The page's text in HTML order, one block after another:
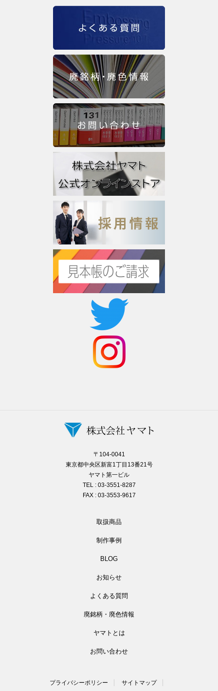
〒104-0041
東京都中央区新富1丁目13番21号
ヤマト第一ビル
TEL : 03-3551-8287
FAX : 03-3553-9617
取扱商品
制作事例
BLOG
お知らせ
よくある質問
廃銘柄・廃色情報
ヤマトとは
お問い合わせ
プライバシーポリシー サイトマップ